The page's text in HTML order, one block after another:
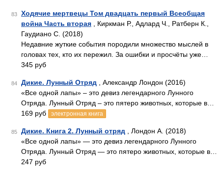
83
Ходячие мертвецы Том двадцать первый Всеобщая
война Часть вторая , Киркман Р., Адлард Ч., Ратберн К.,
Гаудиано С. (2018)
Недавние жуткие события породили множество мыслей в
головах тех, кто их пережил. За ошибки и просчёты уже…
345 руб
84 Дикие. Лунный Отряд , Александр Лондон (2016)
«Все одной лапы» – это девиз легендарного Лунного
Отряда. Лунный Отряд – это пятеро животных, которые в…
169 руб
электронная книга
85 Дикие. Книга 2. Лунный отряд , Лондон А. (2018)
«Все одной лапы» — это девиз легендарного Лунного
Отряда. Лунный Отряд — это пятеро животных, которые в…
247 руб